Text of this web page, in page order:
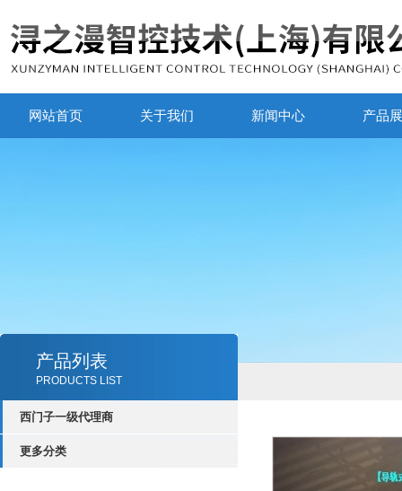
网站首页 关于我们 新闻中心 产品
产品列表
PRODUCTS LIST
西门子一级代理商
更多分类